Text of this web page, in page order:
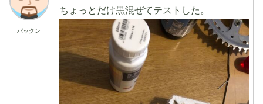
パックン
ちょっとだけ黒混ぜてテストした。